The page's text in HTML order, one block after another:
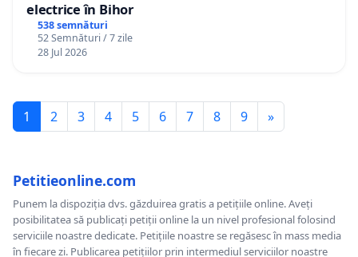
electrice în Bihor
538 semnături
52 Semnături / 7 zile
28 Jul 2026
1 2 3 4 5 6 7 8 9 »
Petitieonline.com
Punem la dispoziția dvs. găzduirea gratis a petițiile online. Aveți
posibilitatea să publicați petiții online la un nivel profesional folosind
serviciile noastre dedicate. Petițiile noastre se regăsesc în mass media
în fiecare zi. Publicarea petițiilor prin intermediul serviciilor noastre